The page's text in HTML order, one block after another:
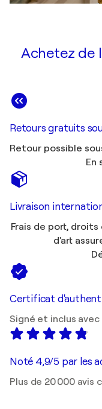
Achetez de
Retours gratuits
Retour possible
En
Livraison
Frais de port,
d'art
Certificat
Signé et inclus
Noté 4,9/5 par les
Plus de 20 000 avis